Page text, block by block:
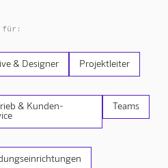
für:
& Designer Projektleiter
& Kunden-
Teams